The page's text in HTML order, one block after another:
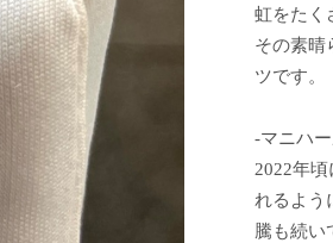
虹をたく
その素晴
ツです。
-マニハ
2022年
れるよう
騰も続い